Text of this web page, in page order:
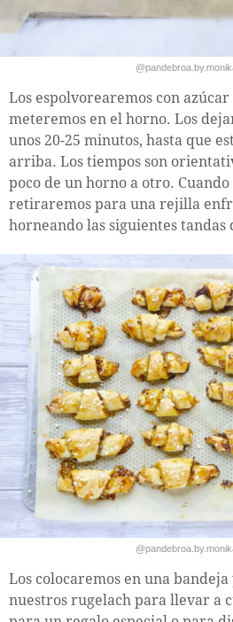
Los espolvorearemos con
meteremos en el horno. Los
unos 20-25 minutos, hasta que
arriba. Los tiempos son
poco de un horno a otro. Cuando
retiraremos para una rejilla
horneando las siguientes tandas
Los colocaremos en una
nuestros rugelach para llevar a